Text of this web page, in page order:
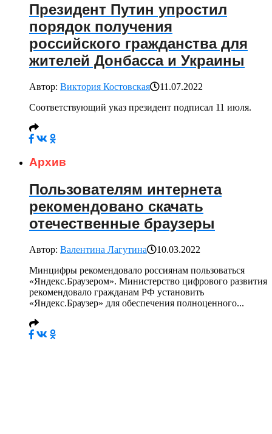
Президент Путин упростил
порядок получения
российского гражданства для
жителей Донбасса и Украины
Автор: Виктория Костовская
11.07.2022
Соответствующий указ президент подписал 11 июля.
Архив
Пользователям интернета
рекомендовано скачать
отечественные браузеры
Автор: Валентина Лагутина
10.03.2022
Минцифры рекомендовало россиянам пользоваться
«Яндекс.Браузером». Министерство цифрового развития
рекомендовало гражданам РФ установить
«Яндекс.Браузер» для обеспечения полноценного...